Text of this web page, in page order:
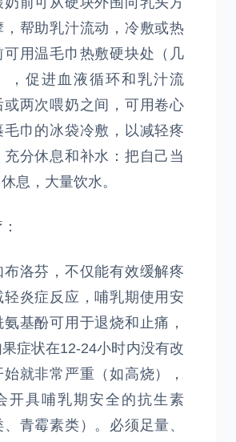
，帮助乳汁流动，冷敷或热
可用温毛巾热敷硬块处（几
，促进血液循环和乳汁流
或两次喂奶之间，可用卷心
巾的冰袋冷敷，以减轻疼
分休息和补水：把自己当
息，大量饮水。
洛芬，不仅能有效缓解疼
炎症反应，哺乳期使用安
基酚可用于退烧和止痛，
症状在12-24小时内没有改
就非常严重（如高烧），
开具哺乳期安全的抗生素
、青霉素类）。必须足量、